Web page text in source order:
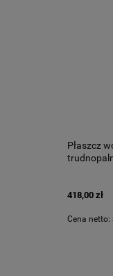
Płaszcz
418,00 zł
Cena netto: